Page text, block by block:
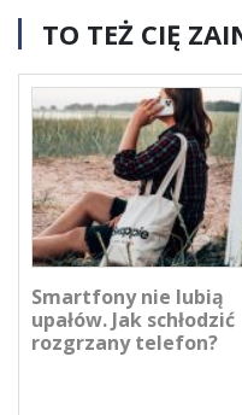
TO TEŻ CIĘ
Smartfony nie lubią
upałów. Jak schłodzić
rozgrzany telefon?